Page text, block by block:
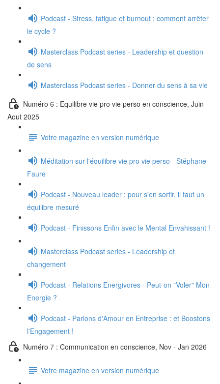
Podcast - Stress, fatigue et burnout : comment arrêter
le cycle ?
Masterclass Podcast series - Leadership et question
de sens
Masterclass Podcast series - Donner du sens à sa vie
Numéro 6 : Equilibre vie pro vie perso en conscience, Juin -
Aout 2025
Votre magazine en version numérique
Méditation sur l'équilibre vie pro vie perso - Stéphane
Faure
Podcast - Nouveau leader : pour s'en sortir, il faut un
équilibre mesuré
Podcast - Finissons Enfin avec le Mental Envahissant !
Masterclass Podcast series - Leadership et
changement
Podcast - Relations Energivores - Peut-on "Voler" Mon
Energie ?
Podcast - Parlons d'Amour en Entreprise : et Boostons
l'Engagement !
Numéro 7 : Communication en conscience, Nov - Jan 2026
Votre magazine en version numérique